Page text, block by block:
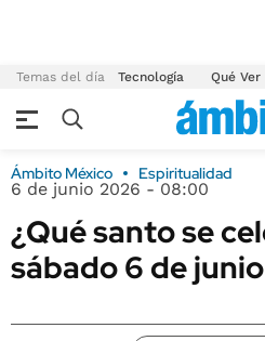
Temas del día Tecnología Qué Ver
Ámbito México Espiritualidad
6 de junio 2026 - 08:00
¿Qué santo se
sábado 6 de